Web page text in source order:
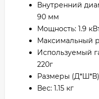
Внутренний
90 мм
Мощность: 1.9
Максимальный
Используемый
220г
Размеры (Д*Ш*В):
Вес: 1.15 кг